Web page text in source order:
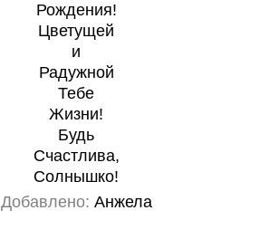
Рождения!
Цветущей
и
Радужной
Тебе
Жизни!
Будь
Счастлива,
Солнышко!
Добавлено: Анжела